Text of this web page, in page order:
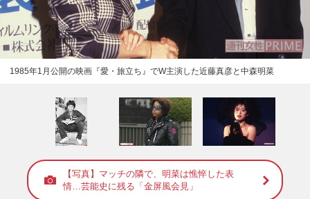
1985年1月公開の映画『愛・旅立ち』でW主演した近藤真彦と中森明菜
【写真】マッチの隣で、明菜は憔悴した表
情…芸能史に残る「金屏風会見」